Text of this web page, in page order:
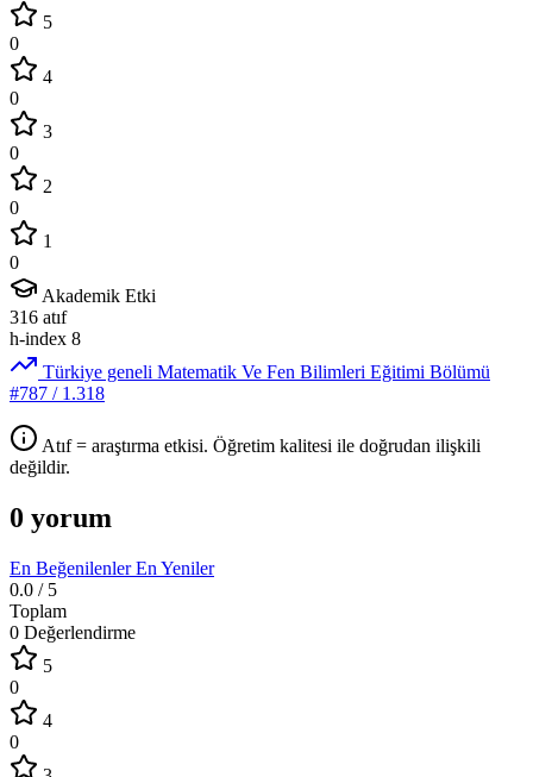
5
0
4
0
3
0
2
0
1
0
Akademik Etki
316 atıf
h-index 8
Türkiye geneli Matematik Ve Fen Bilimleri Eğitimi Bölümü
#787 / 1.318
Atıf = araştırma etkisi. Öğretim kalitesi ile doğrudan ilişkili
değildir.
0 yorum
En BeğenilenlerEn Yeniler
0.0 / 5
Toplam
0 Değerlendirme
5
0
4
0